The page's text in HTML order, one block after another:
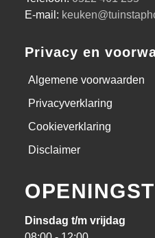
E-mail:
Privacy en
Algemene voorwaarden
Privacyverklaring
Cookieverklaring
Disclaimer
Dinsdag t/m vrijdag